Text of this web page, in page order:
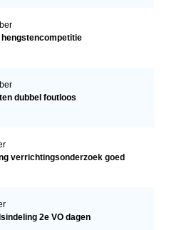
hengstencompetitie
dubbel foutloos
verrichtingsonderzoek goed
2e VO dagen